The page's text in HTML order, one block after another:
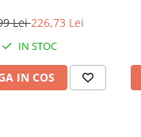
Lei226,73 Lei
IN STOC
IN COS